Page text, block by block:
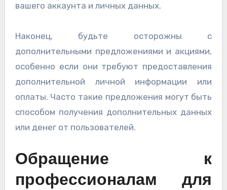
вашего аккаунта и личных данных.
Наконец, будьте осторожны с
дополнительными предложениями и акциями,
особенно если они требуют предоставления
дополнительной личной информации или
оплаты. Часто такие предложения могут быть
способом получения дополнительных данных
или денег от пользователей.
Обращение к
профессионалам для